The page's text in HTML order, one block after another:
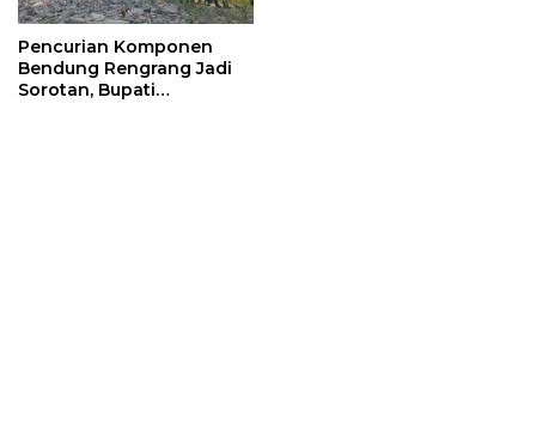
Pencurian Komponen
Bendung Rengrang Jadi
Sorotan, Bupati